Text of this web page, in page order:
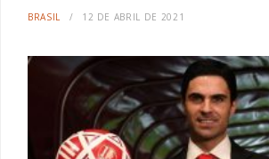
BRASIL 12 DE ABRIL DE 2021